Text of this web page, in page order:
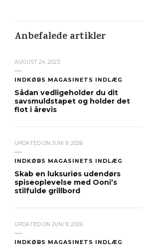
Anbefalede artikler
AUGUST 24, 2023
INDKØBS MAGASINETS INDLÆG
Sådan vedligeholder du dit
savsmuldstapet og holder det
flot i årevis
UPDATED ON JUNI 9, 2026
INDKØBS MAGASINETS INDLÆG
Skab en luksuriøs udendørs
spiseoplevelse med Ooni’s
stilfulde grillbord
UPDATED ON JUNI 9, 2026
INDKØBS MAGASINETS INDLÆG